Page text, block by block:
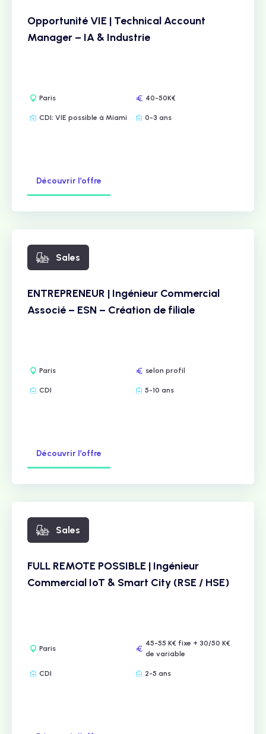
Opportunité VIE | Technical Account
Manager – IA & Industrie
Paris 40-50K€
CDI; VIE possible à Miami 0-3 ans
Découvrir l’offre
Sales
ENTREPRENEUR | Ingénieur Commercial
Associé – ESN – Création de filiale
Paris selon profil
CDI 5-10 ans
Découvrir l’offre
Sales
FULL REMOTE POSSIBLE | Ingénieur
Commercial IoT & Smart City (RSE / HSE)
Paris
45-55 K€ fixe + 30/50 K€
de variable
CDI 2-5 ans